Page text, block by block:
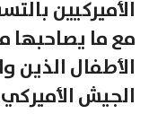
الأميركيين
مع ما يصاحبها
الأطفال الذين
الجيش